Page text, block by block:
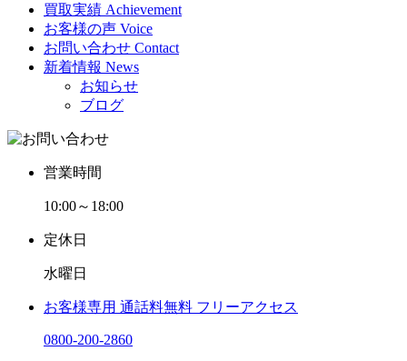
買取実績 Achievement
お客様の声 Voice
お問い合わせ Contact
新着情報 News
お知らせ
ブログ
営業時間
10:00～18:00
定休日
水曜日
お客様専用 通話料無料 フリーアクセス
0800-200-2860